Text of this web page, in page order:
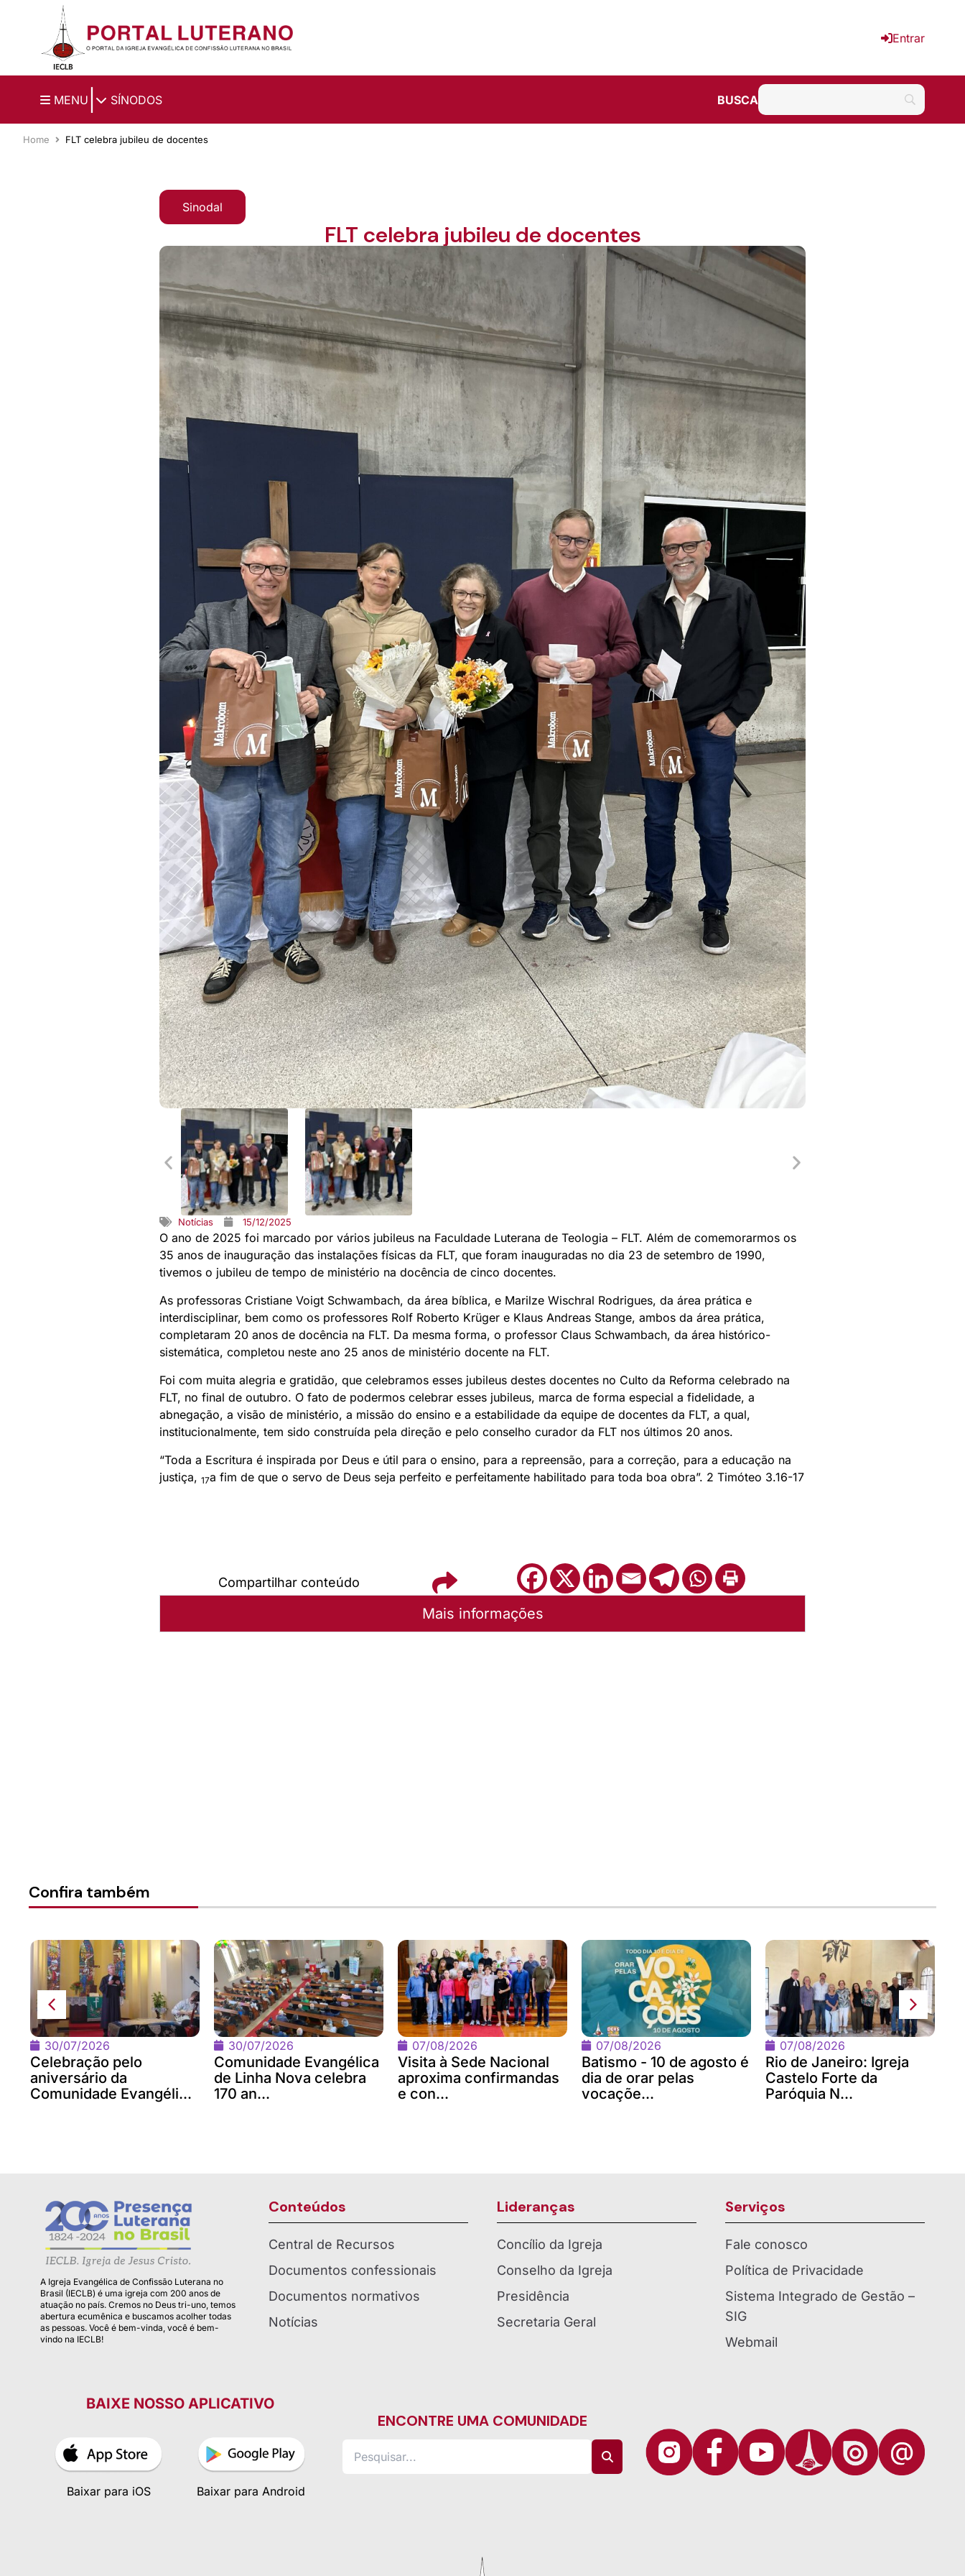
Ir para o conteúdo principal
Entrar
MENU SÍNODOS BUSCA
Home FLT celebra jubileu de docentes
Sinodal
FLT celebra jubileu de docentes
Notícias 15/12/2025
O ano de 2025 foi marcado por vários jubileus na Faculdade Luterana de Teologia – FLT. Além de comemorarmos os
35 anos de inauguração das instalações físicas da FLT, que foram inauguradas no dia 23 de setembro de 1990,
tivemos o jubileu de tempo de ministério na docência de cinco docentes.
As professoras Cristiane Voigt Schwambach, da área bíblica, e Marilze Wischral Rodrigues, da área prática e
interdisciplinar, bem como os professores Rolf Roberto Krüger e Klaus Andreas Stange, ambos da área prática,
completaram 20 anos de docência na FLT. Da mesma forma, o professor Claus Schwambach, da área histórico-
sistemática, completou neste ano 25 anos de ministério docente na FLT.
Foi com muita alegria e gratidão, que celebramos esses jubileus destes docentes no Culto da Reforma celebrado na
FLT, no final de outubro. O fato de podermos celebrar esses jubileus, marca de forma especial a fidelidade, a
abnegação, a visão de ministério, a missão do ensino e a estabilidade da equipe de docentes da FLT, a qual,
institucionalmente, tem sido construída pela direção e pelo conselho curador da FLT nos últimos 20 anos.
“Toda a Escritura é inspirada por Deus e útil para o ensino, para a repreensão, para a correção, para a educação na
justiça, 17a fim de que o servo de Deus seja perfeito e perfeitamente habilitado para toda boa obra”. 2 Timóteo 3.16-17
Compartilhar conteúdo
Mais informações
Confira também
30/07/2026
Celebração pelo
aniversário da
Comunidade Evangéli...
30/07/2026
Comunidade Evangélica
de Linha Nova celebra
170 an...
07/08/2026
Visita à Sede Nacional
aproxima confirmandas
e con...
07/08/2026
Batismo - 10 de agosto é
dia de orar pelas
vocaçõe...
07/08/2026
Rio de Janeiro: Igreja
Castelo Forte da
Paróquia N...
A Igreja Evangélica de Confissão Luterana no
Brasil (IECLB) é uma igreja com 200 anos de
atuação no país. Cremos no Deus tri-uno, temos
abertura ecumênica e buscamos acolher todas
as pessoas. Você é bem-vinda, você é bem-
vindo na IECLB!
Conteúdos
Central de Recursos
Documentos confessionais
Documentos normativos
Notícias
Lideranças
Concílio da Igreja
Conselho da Igreja
Presidência
Secretaria Geral
Serviços
Fale conosco
Política de Privacidade
Sistema Integrado de Gestão –
SIG
Webmail
BAIXE NOSSO APLICATIVO
Baixar para iOS Baixar para Android
ENCONTRE UMA COMUNIDADE